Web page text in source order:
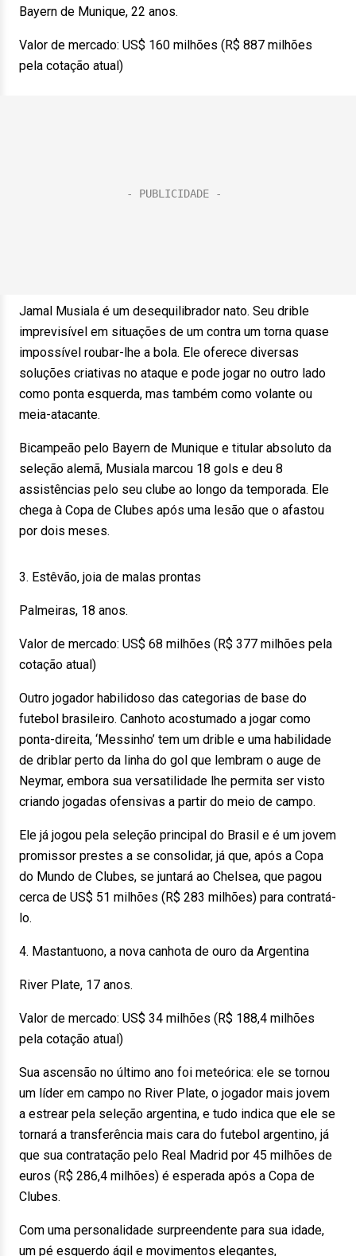
Bayern de Munique, 22 anos.
Valor de mercado: US$ 160 milhões (R$ 887 milhões
pela cotação atual)
Jamal Musiala é um desequilibrador nato. Seu drible
imprevisível em situações de um contra um torna quase
impossível roubar-lhe a bola. Ele oferece diversas
soluções criativas no ataque e pode jogar no outro lado
como ponta esquerda, mas também como volante ou
meia-atacante.
Bicampeão pelo Bayern de Munique e titular absoluto da
seleção alemã, Musiala marcou 18 gols e deu 8
assistências pelo seu clube ao longo da temporada. Ele
chega à Copa de Clubes após uma lesão que o afastou
por dois meses.
3. Estêvão, joia de malas prontas
Palmeiras, 18 anos.
Valor de mercado: US$ 68 milhões (R$ 377 milhões pela
cotação atual)
Outro jogador habilidoso das categorias de base do
futebol brasileiro. Canhoto acostumado a jogar como
ponta-direita, ‘Messinho’ tem um drible e uma habilidade
de driblar perto da linha do gol que lembram o auge de
Neymar, embora sua versatilidade lhe permita ser visto
criando jogadas ofensivas a partir do meio de campo.
Ele já jogou pela seleção principal do Brasil e é um jovem
promissor prestes a se consolidar, já que, após a Copa
do Mundo de Clubes, se juntará ao Chelsea, que pagou
cerca de US$ 51 milhões (R$ 283 milhões) para contratá-
lo.
4. Mastantuono, a nova canhota de ouro da Argentina
River Plate, 17 anos.
Valor de mercado: US$ 34 milhões (R$ 188,4 milhões
pela cotação atual)
Sua ascensão no último ano foi meteórica: ele se tornou
um líder em campo no River Plate, o jogador mais jovem
a estrear pela seleção argentina, e tudo indica que ele se
tornará a transferência mais cara do futebol argentino, já
que sua contratação pelo Real Madrid por 45 milhões de
euros (R$ 286,4 milhões) é esperada após a Copa de
Clubes.
Com uma personalidade surpreendente para sua idade,
um pé esquerdo ágil e movimentos elegantes,